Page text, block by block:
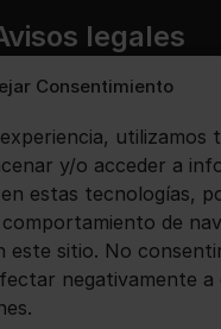
Consentimiento
utilizamos
y/o acceder a
estas tecnologías,
de
este sitio. No
negativamente a
legales
legal
de privacidad
Política de cookies